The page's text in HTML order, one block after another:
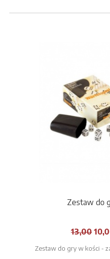
Zestaw do
13,00
Zestaw do gry w kości -